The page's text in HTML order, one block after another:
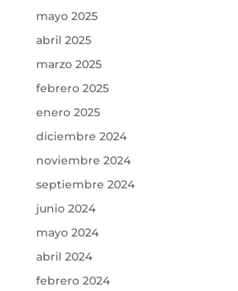
mayo 2025
abril 2025
marzo 2025
febrero 2025
enero 2025
diciembre 2024
noviembre 2024
septiembre 2024
junio 2024
mayo 2024
abril 2024
febrero 2024